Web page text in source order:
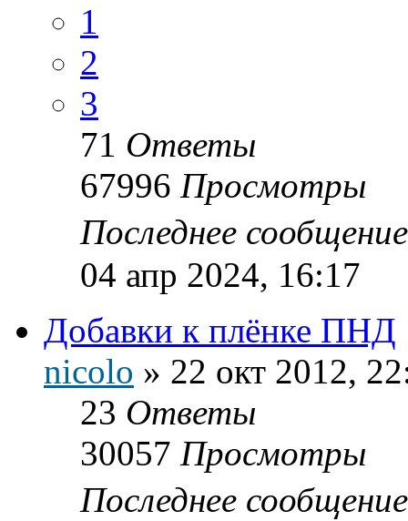
1
2
3
71 Ответы
67996 Просмотры
Последнее
04 апр 2024, 16:17
Добавки к плёнке ПНД
nicolo » 22 окт 2012,
23 Ответы
30057 Просмотры
Последнее